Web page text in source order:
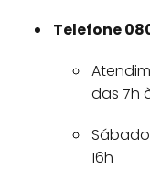
Telefone
das 7h
16h